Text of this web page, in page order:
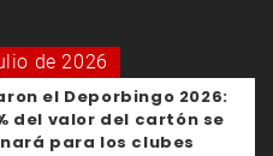
de 2026
el Deporbingo 2026:
del valor del cartón se
para los clubes